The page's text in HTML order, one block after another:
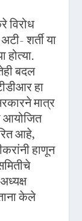
विरोध
शर्ती या
होत्या.
बदल
हा
मात्र
आयोजित
आहे,
हाणून
केले